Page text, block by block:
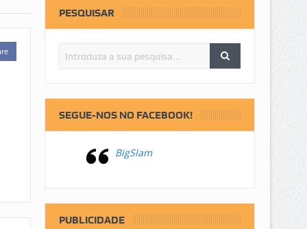
PESQUISAR
SEGUE-NOS NO FACEBOOK!
BigSlam
PUBLICIDADE